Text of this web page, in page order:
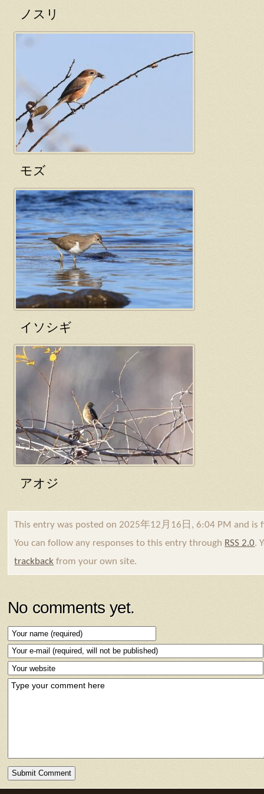
ノスリ
モズ
イソシギ
アオジ
This entry was posted on 2025年12月16日, 6:04 PM and is
You can follow any responses to this entry through RSS 2.0.
trackback from your own site.
No comments yet.